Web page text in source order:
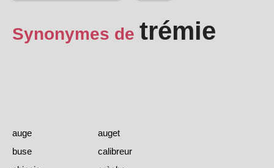
Synonymes de trémie
auge
auget
buse
calibreur